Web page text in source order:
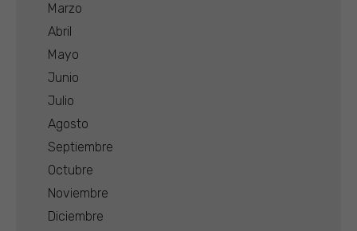
Marzo
Abril
Mayo
Junio
Julio
Agosto
Septiembre
Octubre
Noviembre
Diciembre